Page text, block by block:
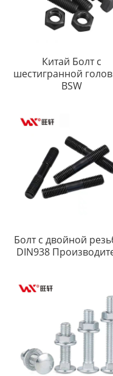
Китай Болт с
шестигранной
BSW
Болт с двойной
DIN938